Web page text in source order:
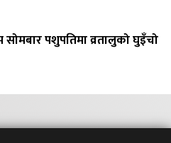
पशुपतिमा व्रतालुको घुइँचो